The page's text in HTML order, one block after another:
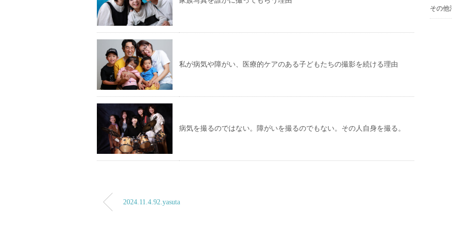
私が病気や障がい、医療的ケアのある子どもたちの撮影を続ける理由
病気を撮るのではない。障がいを撮るのでもない。その人自身を撮る。
2024.11.4.92.yasuta
その他